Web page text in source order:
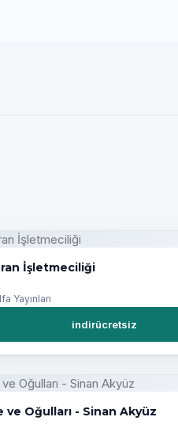
İşletmeciliği
Yayınları
indirücretsiz
ve Oğulları - Sinan Akyüz